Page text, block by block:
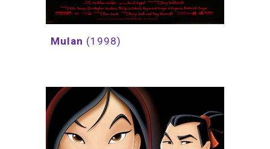
Mulan (1998)